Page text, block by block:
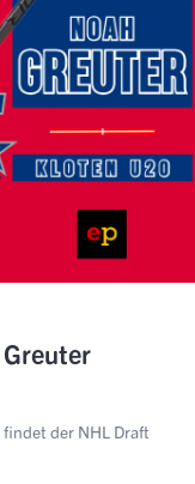
der NHL Draft